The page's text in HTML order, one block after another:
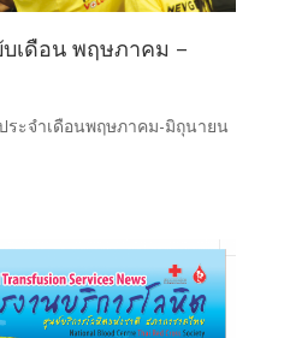
เดือน พฤษภาคม –
ะจำเดือนพฤษภาคม-มิถุนายน